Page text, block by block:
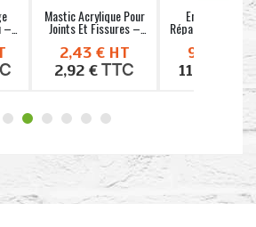
Enduit Léger De
Réparation – Liteplast
9,90 €HT
11,88 € TTC
Mastic Colle MS
Polymère –
PARABOND 600
Coloris...
6,90 €
8,28 €